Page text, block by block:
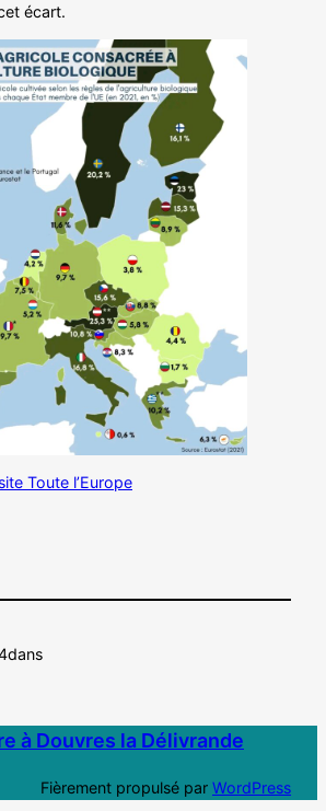
écart.
Toute l’Europe
dans
à Douvres la Délivrande
Fièrement propulsé par WordPress